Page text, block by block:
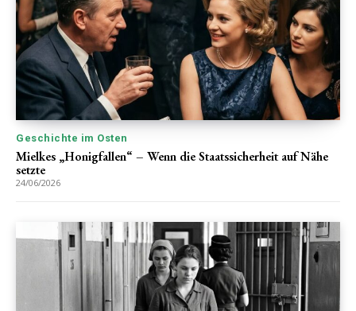
Geschichte im Osten
Mielkes „Honigfallen“ – Wenn die Staatssicherheit auf Nähe
setzte
24/06/2026